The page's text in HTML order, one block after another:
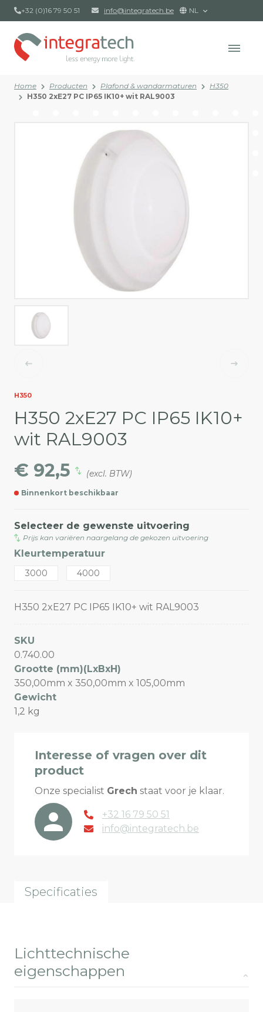
+32 (0)16 79 50 51 info@integratech.be NL
Home Producten Plafond & wandarmaturen
H350
H350 2xE27 PC IP65 IK10+ wit RAL9003
H350
H350 2xE27 PC IP65 IK10+
wit RAL9003
€ 92,5
(excl. BTW)
Binnenkort beschikbaar
Selecteer de gewenste uitvoering
Prijs kan variëren naargelang de gekozen uitvoering
Kleurtemperatuur
3000 4000
H350 2xE27 PC IP65 IK10+ wit RAL9003
SKU
0.740.00
Grootte (mm)(LxBxH)
350,00mm x 350,00mm x 105,00mm
Gewicht
1,2 kg
Interesse of vragen over dit
product
Onze specialist Grech staat voor je klaar.
+32 16 79 50 51
info@integratech.be
Specificaties
Lichttechnische
eigenschappen